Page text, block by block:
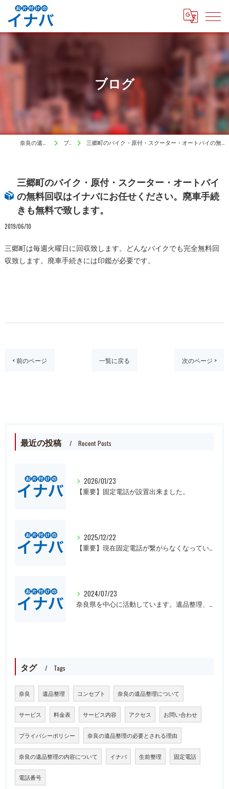
ブログ
ブログ 三郷町のバイク・原付・スクーター・オートバイの無料回収はイナバにお任せください。廃車手続きも無料で致します。
三郷町のバイク・原付・スクーター・オートバイ
の無料回収はイナバにお任せください。廃車手続
きも無料で致します。
2019/06/10
三郷町は毎週火曜日に回収致します。どんなバイクでも完全無料回
収致します。廃車手続きには印鑑が必要です。
< 前のページ 一覧に戻る 次のページ >
最近の投稿 Recent Posts
2026/01/23
【重要】固定電話が設置出来ました。
2025/12/22
【重要】現在固定電話が繋がらなくなっています。
2024/07/23
奈良県を中心に活動しています。遺品整理、一軒丸ごとの片付け、オフィスや倉庫の処分等、大量にある場合は近県でも回収にお伺いいたします。先ずは無料見積もりをお願いします。
タグ Tags
奈良 遺品整理 コンセプト 奈良の遺品整理について
サービス 料金表 サービス内容 アクセス お問い合わせ
プライバシーポリシー 奈良の遺品整理の必要とされる理由
奈良の遺品整理の内容について イナバ 生前整理 固定電話
電話番号